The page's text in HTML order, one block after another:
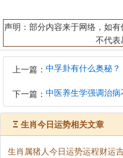
声明：部分内容来于网络，如
不代表
上一篇： 中孚卦有什么奥秘？
下一篇：
Ξ 生肖今日运势相关文章
生肖属猪人今日运势运程财运